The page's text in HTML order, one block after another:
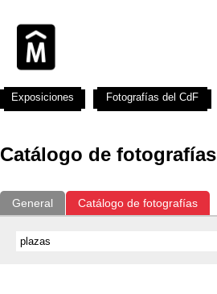
Catálogo de fotografías
General Catálogo de fotografías
Exposiciones Fotografías del CdF